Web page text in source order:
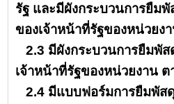
รัฐ และมีผังกระบวนการยืม
ของเจ้าหน้าที่รัฐของหน่วยง
2.3 มีผังกระบวนการยืมพัส
เจ้าหน้าที่รัฐของหน่วยงาน
2.4 มีแบบฟอร์มการยืมพัส